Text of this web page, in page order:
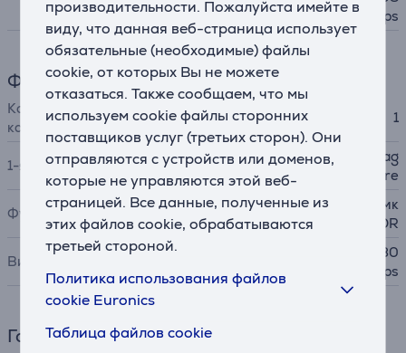
производительности. Пожалуйста имейте в
виду, что данная веб-страница использует
обязательные (необходимые) файлы
cookie, от которых Вы не можете
отказаться. Также сообщаем, что мы
используем cookie файлы сторонних
поставщиков услуг (третьих сторон). Они
отправляются с устройств или доменов,
которые не управляются этой веб-
страницей. Все данные, полученные из
этих файлов cookie, обрабатываются
третьей стороной.
Политика использования файлов
cookie Euronics
Таблица файлов cookie
0p @120 fps, 240 fps
Фронтальная камера
Количество фронтальных
камер
1
1-я камера
Landscape 12MP Center Stag
e camera ƒ/2.4 aperture
Функции
Smart HDR, Серийная съемк
а, HDR
Видео
1080p HD video @ 25 fps, 30
fps, 60 fps
Габариты